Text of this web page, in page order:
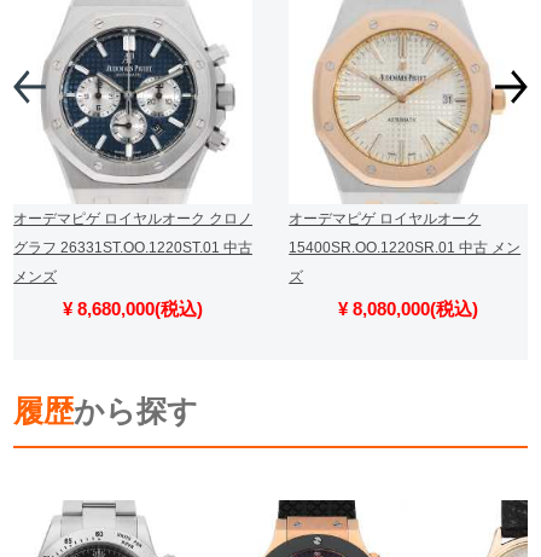
オーデマピゲ ロイヤルオーク クロノ
グラフ 26331ST.OO.1220ST.01 中古
メンズ
¥ 8,680,000(税込)
オーデマピゲ ロイヤルオーク
15400SR.OO.1220SR.01 中古 メン
ズ
¥ 8,080,000(税込)
履歴から探す